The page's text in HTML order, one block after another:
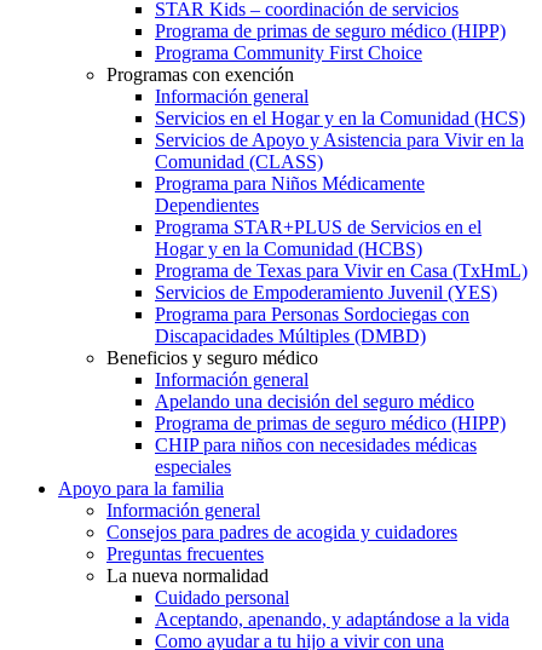
STAR Kids – coordinación de servicios
Programa de primas de seguro médico (HIPP)
Programa Community First Choice
Programas con exención
Información general
Servicios en el Hogar y en la Comunidad (HCS)
Servicios de Apoyo y Asistencia para Vivir en la
Comunidad (CLASS)
Programa para Niños Médicamente
Dependientes
Programa STAR+PLUS de Servicios en el
Hogar y en la Comunidad (HCBS)
Programa de Texas para Vivir en Casa (TxHmL)
Servicios de Empoderamiento Juvenil (YES)
Programa para Personas Sordociegas con
Discapacidades Múltiples (DMBD)
Beneficios y seguro médico
Información general
Apelando una decisión del seguro médico
Programa de primas de seguro médico (HIPP)
CHIP para niños con necesidades médicas
especiales
Apoyo para la familia
Información general
Consejos para padres de acogida y cuidadores
Preguntas frecuentes
La nueva normalidad
Cuidado personal
Aceptando, apenando, y adaptándose a la vida
Como ayudar a tu hijo a vivir con una